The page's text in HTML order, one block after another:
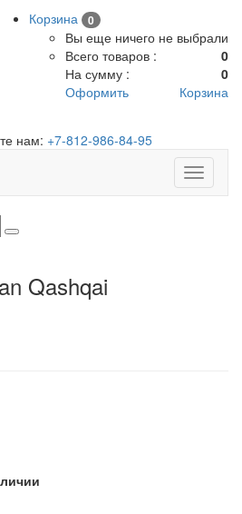
Корзина 0
Вы еще ничего не выбрали
Всего товаров :
0
На сумму :
0
Оформить
Корзина
нам: +7-812-986-84-95
Toggle
Qashqai